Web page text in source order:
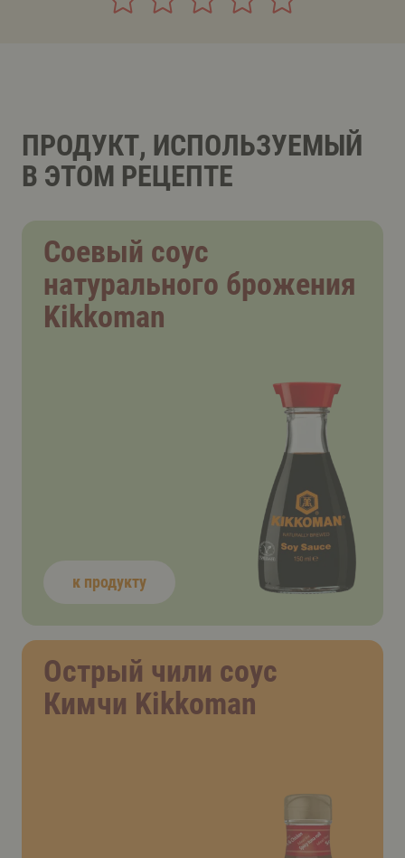
ПРОДУКТ, ИСПОЛЬЗУЕМЫЙ
В ЭТОМ РЕЦЕПТЕ
Соевый соус
натурального брожения
Kikkoman
к продукту
Острый чили соус
Кимчи Kikkoman